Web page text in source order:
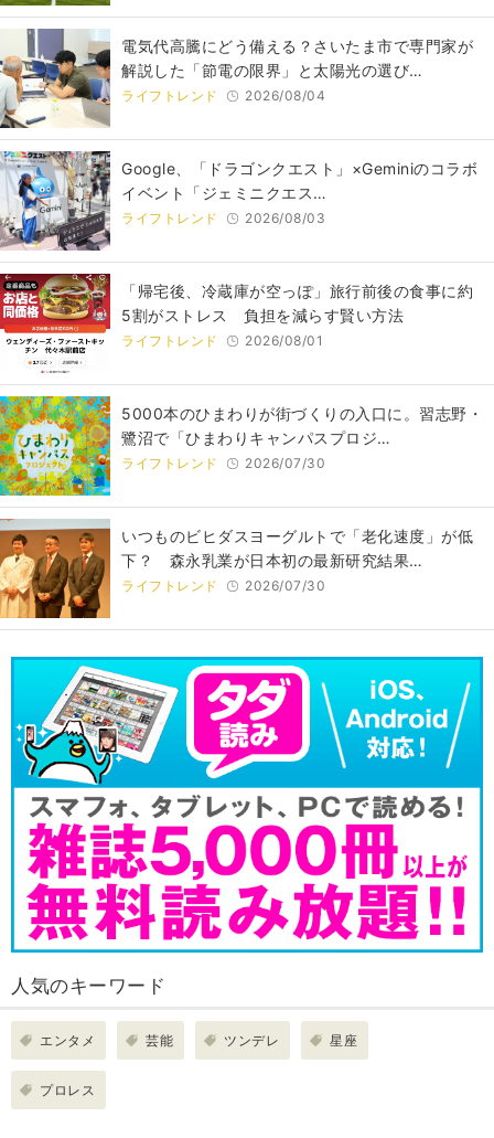
電気代高騰にどう備える？さいたま市で専門家が
解説した「節電の限界」と太陽光の選び…
ライフトレンド 2026/08/04
Google、「ドラゴンクエスト」×Geminiのコラボ
イベント「ジェミニクエス…
ライフトレンド 2026/08/03
「帰宅後、冷蔵庫が空っぽ」旅行前後の食事に約
5割がストレス 負担を減らす賢い方法
ライフトレンド 2026/08/01
5000本のひまわりが街づくりの入口に。習志野・
鷺沼で「ひまわりキャンパスプロジ…
ライフトレンド 2026/07/30
いつものビヒダスヨーグルトで「老化速度」が低
下？ 森永乳業が日本初の最新研究結果…
ライフトレンド 2026/07/30
人気のキーワード
エンタメ 芸能 ツンデレ 星座
プロレス